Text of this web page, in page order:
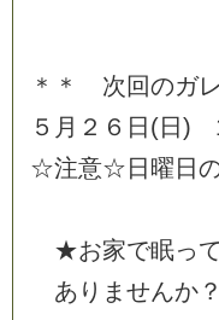
＊ ＊ 次 回のガレ
５ 月 ２ ６ 日 (日 )
☆注意☆ 日 曜 日
★お家で眠って
あ り ま せんか ？